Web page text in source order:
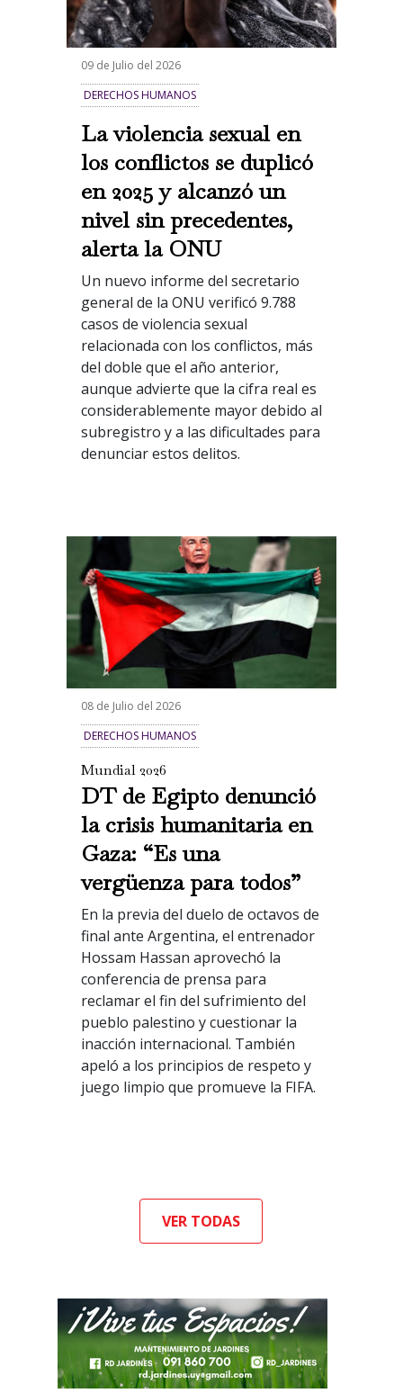
09 de Julio del 2026
DERECHOS HUMANOS
La violencia sexual en
los conflictos se duplicó
en 2025 y alcanzó un
nivel sin precedentes,
alerta la ONU
Un nuevo informe del secretario
general de la ONU verificó 9.788
casos de violencia sexual
relacionada con los conflictos, más
del doble que el año anterior,
aunque advierte que la cifra real es
considerablemente mayor debido al
subregistro y a las dificultades para
denunciar estos delitos.
08 de Julio del 2026
DERECHOS HUMANOS
Mundial 2026
DT de Egipto denunció
la crisis humanitaria en
Gaza: “Es una
vergüenza para todos”
En la previa del duelo de octavos de
final ante Argentina, el entrenador
Hossam Hassan aprovechó la
conferencia de prensa para
reclamar el fin del sufrimiento del
pueblo palestino y cuestionar la
inacción internacional. También
apeló a los principios de respeto y
juego limpio que promueve la FIFA.
VER TODAS